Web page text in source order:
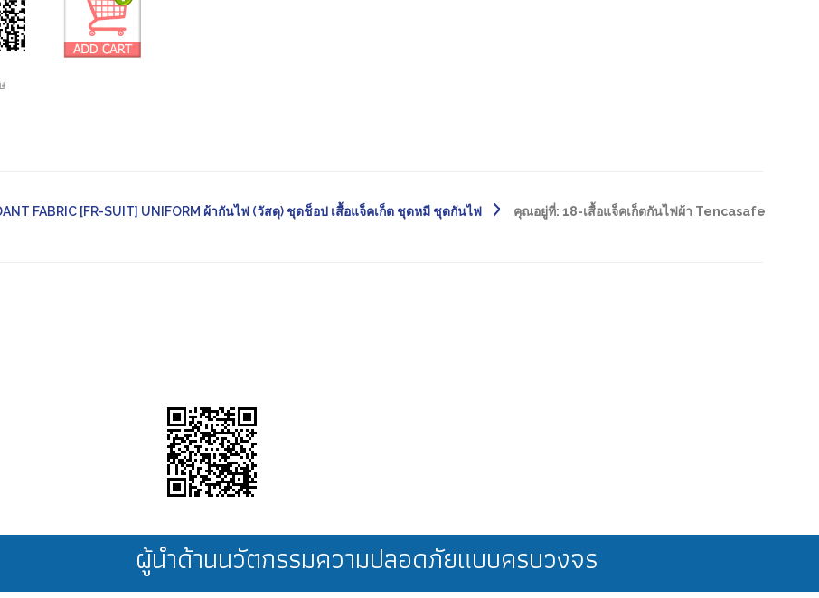
FABRIC [FR-SUIT] UNIFORM ผ้ากันไฟ (วัสดุ) ชุดช็อป เสื้อแจ็คเก็ต ชุดหมี ชุดกันไฟ คุณอยู่ที่: 18-เสื้อแจ็คเก็ตกันไฟผ้า Tencasafe
ผู้นำด้านนวัตกรรมความปลอดภัยแบบครบวงจร